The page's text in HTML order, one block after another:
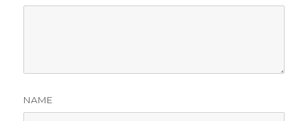
NAME